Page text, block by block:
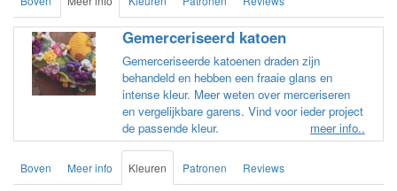
Gemerceriseerd katoen
Gemerceriseerde katoenen draden zijn
behandeld en hebben een fraaie glans en
intense kleur. Meer weten over merceriseren
en vergelijkbare garens. Vind voor ieder project
de passende kleur.
meer info..
Boven Meer info Kleuren Patronen Reviews